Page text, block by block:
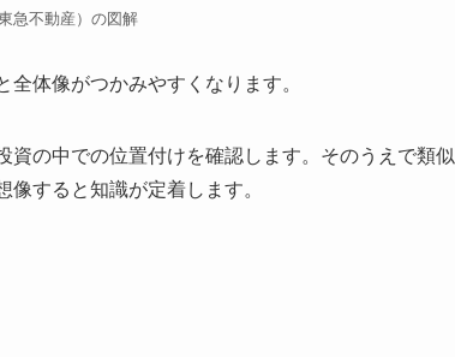
急不動産）の図解
体像がつかみやすくなります。
資の中での位置付けを確認します。そのうえで類似
すると知識が定着します。